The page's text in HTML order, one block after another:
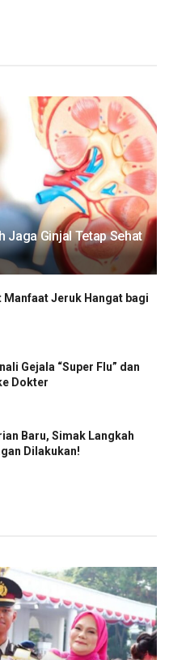
Jaga Ginjal Tetap Sehat
Manfaat Jeruk Hangat bagi
Gejala “Super Flu” dan
Dokter
Baru, Simak Langkah
Dilakukan!